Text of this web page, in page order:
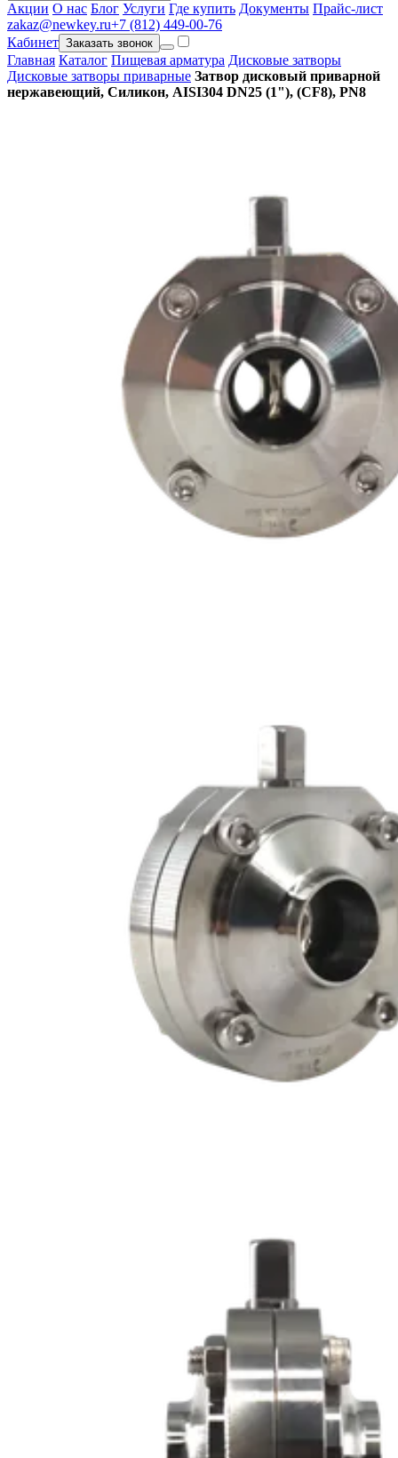
Акции О нас Блог Услуги Где купить Документы Прайс-лист
zakaz@newkey.ru+7 (812) 449-00-76
Кабинет Заказать звонок
Главная Каталог Пищевая арматура Дисковые затворы
Дисковые затворы приварные Затвор дисковый приварной
нержавеющий, Силикон, AISI304 DN25 (1"), (CF8), PN8